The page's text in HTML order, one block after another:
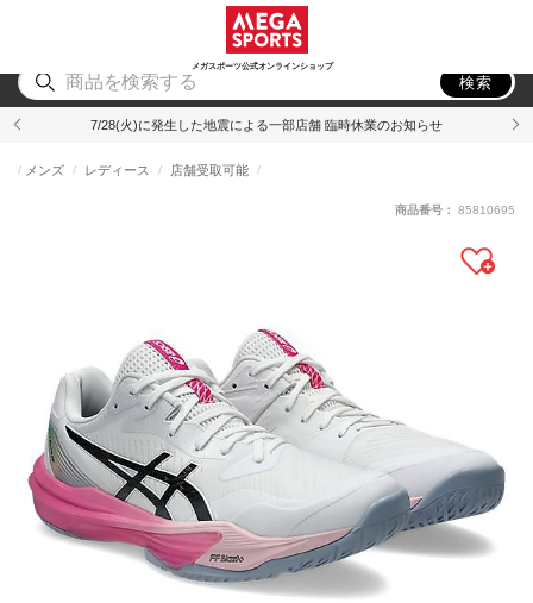
メガスポーツ公式オンラインショップ
アウトドア
検索
7/28(火)に発生した地震による一部店舗 臨時休業のお知らせ
メンズ レディース 店舗受取可能
商品番号： 85810695